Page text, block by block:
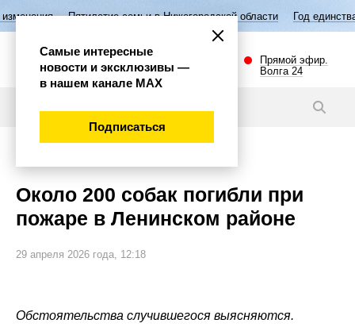
Пятилетие семьи в Нижегородской области Год единства народов
Прямой эфир.
Волга 24
Около 200 собак погибли при
пожаре в Ленинском районе
29 апреля 2026 года, 12:18
Обстоятельства случившегося выясняются.
Самые интересные
новости и эксклюзивы —
в нашем канале МАХ
Подписаться